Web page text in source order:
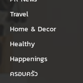
Travel
Home & Decor
Healthy
Happenings
ครอบครัว